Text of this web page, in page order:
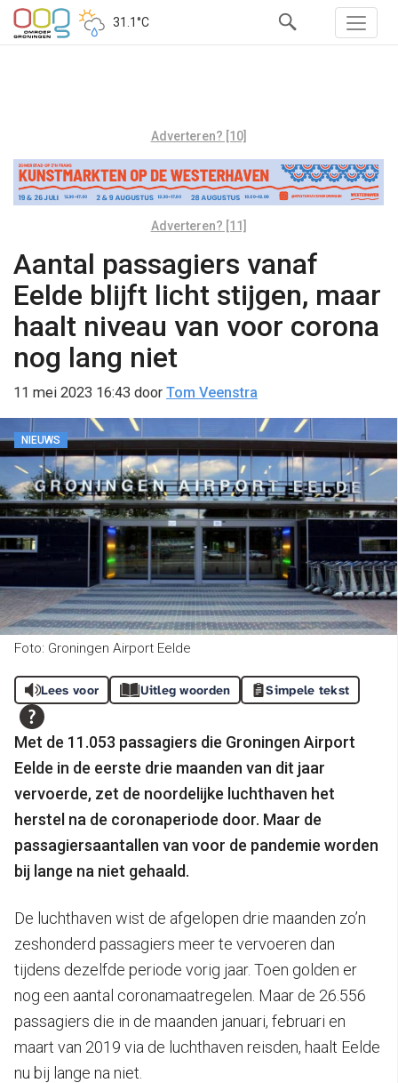
31.1°C
Adverteren? [10]
Adverteren? [11]
Aantal passagiers vanaf
Eelde blijft licht stijgen, maar
haalt niveau van voor corona
nog lang niet
11 mei 2023 16:43 door Tom Veenstra
NIEUWS
Foto: Groningen Airport Eelde
Lees voor Uitleg woorden Simpele tekst
Met de 11.053 passagiers die Groningen Airport
Eelde in de eerste drie maanden van dit jaar
vervoerde, zet de noordelijke luchthaven het
herstel na de coronaperiode door. Maar de
passagiersaantallen van voor de pandemie worden
bij lange na niet gehaald.
De luchthaven wist de afgelopen drie maanden zo’n
zeshonderd passagiers meer te vervoeren dan
tijdens dezelfde periode vorig jaar. Toen golden er
nog een aantal coronamaatregelen. Maar de 26.556
passagiers die in de maanden januari, februari en
maart van 2019 via de luchthaven reisden, haalt Eelde
nu bij lange na niet.